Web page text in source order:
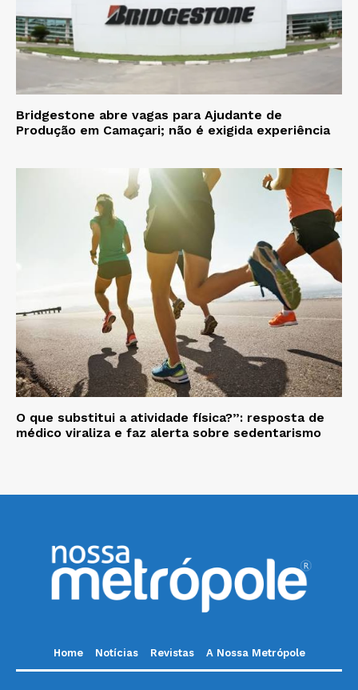
Bridgestone abre vagas para Ajudante de
Produção em Camaçari; não é exigida experiência
O que substitui a atividade física?”: resposta de
médico viraliza e faz alerta sobre sedentarismo
Home Notícias Revistas A Nossa Metrópole